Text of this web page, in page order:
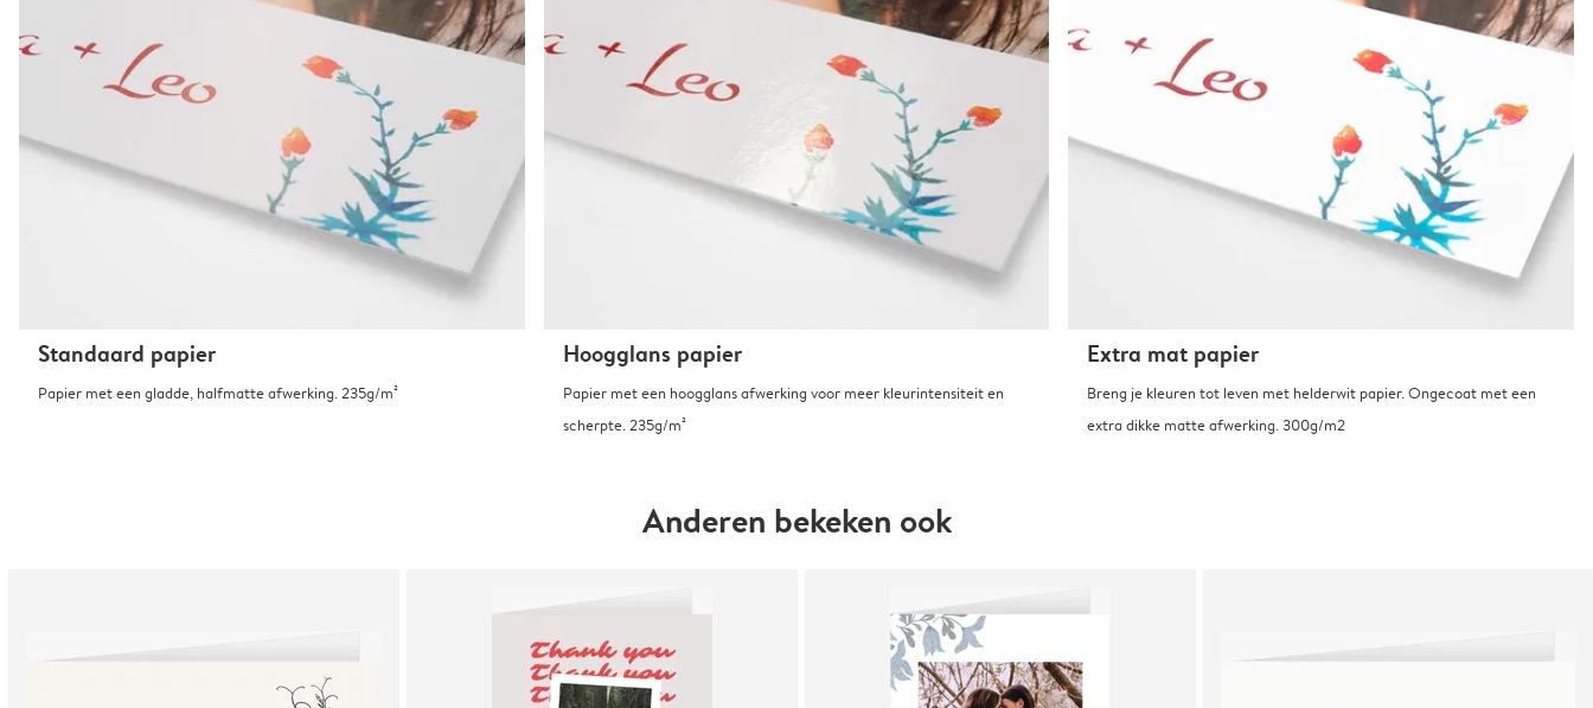
Standaard papier
Papier met een gladde, halfmatte afwerking. 235g/m²
Hoogglans papier
Papier met een hoogglans afwerking voor meer kleurintensiteit en
scherpte. 235g/m²
Extra mat papier
Breng je kleuren tot leven met helderwit papier. Ongecoat met een
extra dikke matte afwerking. 300g/m2
Anderen bekeken ook